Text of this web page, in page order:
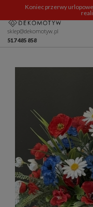
Koniec przerwy
sklep@dekomotyw.pl
517 485 858